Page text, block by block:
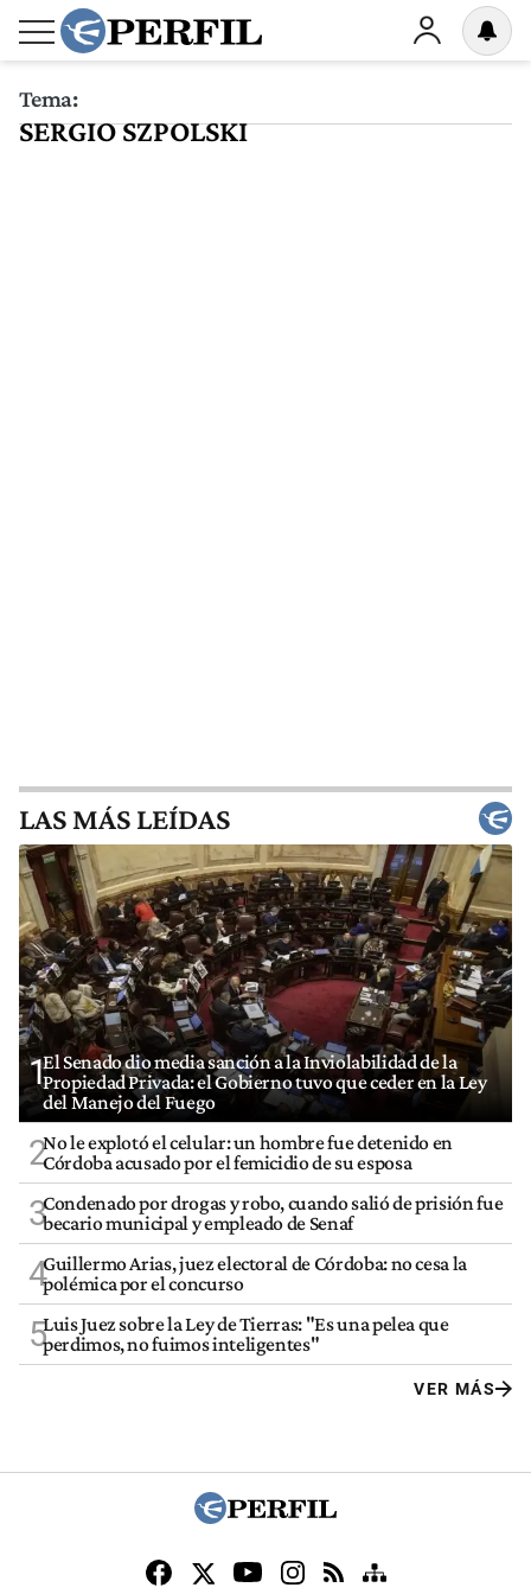
Tema:
SERGIO SZPOLSKI
LAS MÁS LEÍDAS
1El Senado dio media sanción a la Inviolabilidad de la
Propiedad Privada: el Gobierno tuvo que ceder en la Ley
del Manejo del Fuego
2No le explotó el celular: un hombre fue detenido en
Córdoba acusado por el femicidio de su esposa
3Condenado por drogas y robo, cuando salió de prisión fue
becario municipal y empleado de Senaf
4Guillermo Arias, juez electoral de Córdoba: no cesa la
polémica por el concurso
5Luis Juez sobre la Ley de Tierras: "Es una pelea que
perdimos, no fuimos inteligentes"
VER MÁS